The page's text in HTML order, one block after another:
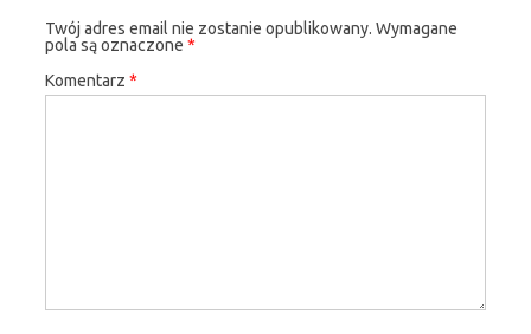
Twój adres email nie zostanie opublikowany. Wymagane
pola są oznaczone *
Komentarz *